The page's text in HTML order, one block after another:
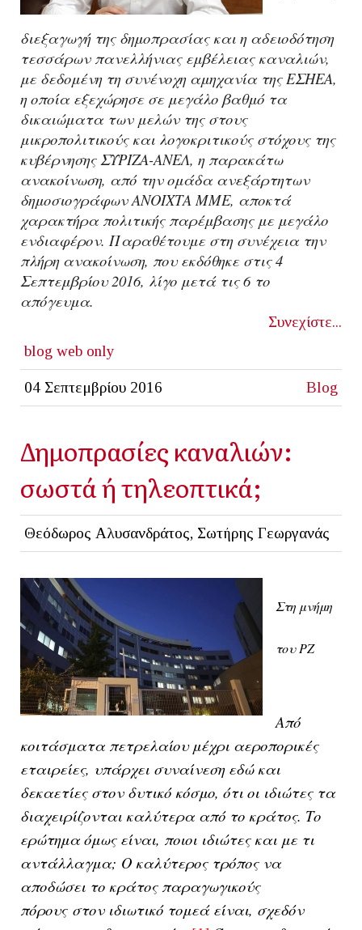
διεξαγωγή της δημοπρασίας και η αδειοδότηση
τεσσάρων πανελλήνιας εμβέλειας καναλιών,
με δεδομένη τη συνένοχη αμηχανία της ΕΣΗΕΑ,
η οποία εξεχώρησε σε μεγάλο βαθμό τα
δικαιώματα των μελών της στους
μικροπολιτικούς και λογοκριτικούς στόχους της
κυβέρνησης ΣΥΡΙΖΑ-ΑΝΕΛ, η παρακάτω
ανακοίνωση, από την ομάδα ανεξάρτητων
δημοσιογράφων ΑΝΟΙΧΤΑ ΜΜΕ, αποκτά
χαρακτήρα πολιτικής παρέμβασης με μεγάλο
ενδιαφέρον. Παραθέτουμε στη συνέχεια την
πλήρη ανακοίνωση, που εκδόθηκε στις 4
Σεπτεμβρίου 2016, λίγο μετά τις 6 το
απόγευμα.
Συνεχίστε...
blog web only
04 Σεπτεμβρίου 2016 Blog
Δημοπρασίες καναλιών:
σωστά ή τηλεοπτικά;
Θεόδωρος Αλυσανδράτος, Σωτήρης Γεωργανάς
Στη μνήμη
του ΡΖ
Από
κοιτάσματα πετρελαίου μέχρι αεροπορικές
εταιρείες, υπάρχει συναίνεση εδώ και
δεκαετίες στον δυτικό κόσμο, ότι οι ιδιώτες τα
διαχειρίζονται καλύτερα από το κράτος. Το
ερώτημα όμως είναι, ποιοι ιδιώτες και με τι
αντάλλαγμα; Ο καλύτερος τρόπος να
αποδώσει το κράτος παραγωγικούς
πόρους στον ιδιωτικό τομεά είναι, σχεδόν